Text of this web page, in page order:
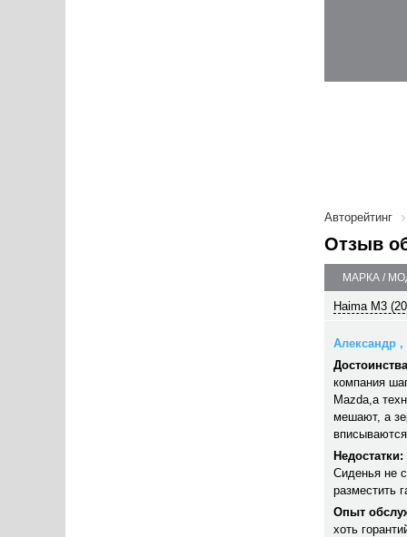
Авторейтинг
Отзыв
МАРКА /
Haima M3
Александр ,
компания
Mazda,а
мешают, а
Недостатки:
Сиденья не
разместить
Опыт
хоть